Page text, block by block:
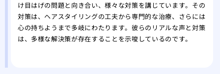
け目はげの問題と向き合い、様々な対策を講じています。その
対策は、ヘアスタイリングの工夫から専門的な治療、さらには
心の持ちようまで多岐にわたります。彼らのリアルな声と対策
は、多様な解決策が存在することを示唆しているのです。